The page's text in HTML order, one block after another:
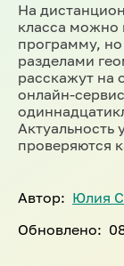
На
класса можно
программу,
разделами
расскажут на
онлайн-
Актуальность
проверяются
Автор: Юлия
Обновлено: